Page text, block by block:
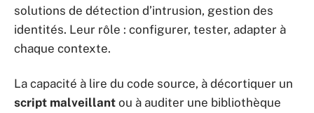
solutions de détection d’intrusion, gestion des
identités. Leur rôle : configurer, tester, adapter à
chaque contexte.
La capacité à lire du code source, à décortiquer un
script malveillant ou à auditer une bibliothèque